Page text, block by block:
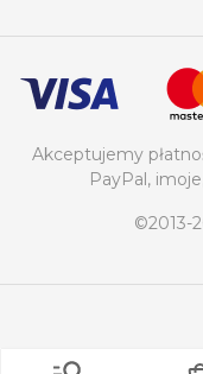
Akceptujemy
PayPal,
©2013-